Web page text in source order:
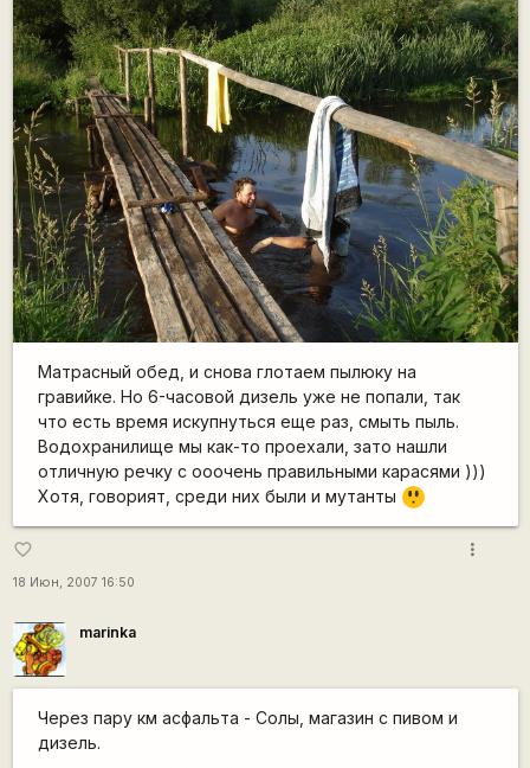
Матрасный обед, и снова глотаем пылюку на
гравийке. Но 6-часовой дизель уже не попали, так
что есть время искупнуться еще раз, смыть пыль.
Водохранилище мы как-то проехали, зато нашли
отличную речку с ооочень правильными карасями )))
Хотя, говорият, среди них были и мутанты
=8
O
favorite_border
18 Июн, 2007 16:50
more_vert
marinka
Через пару км асфальта - Солы, магазин с пивом и
дизель.